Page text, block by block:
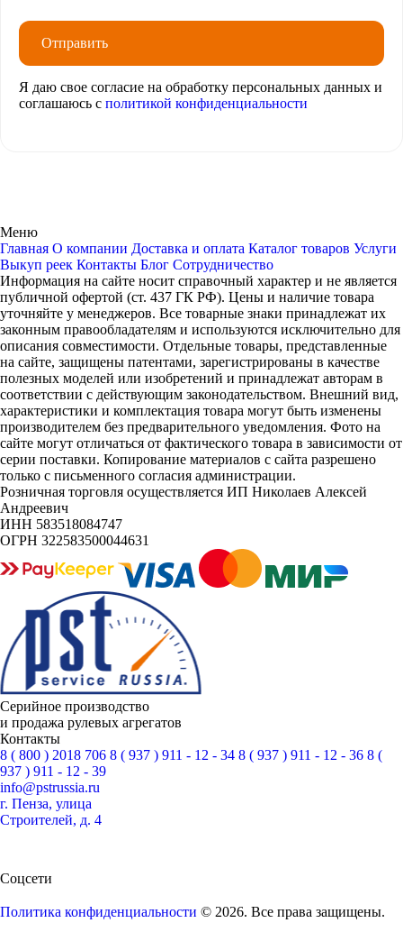
Я даю свое согласие на обработку персональных данных и
соглашаюсь с политикой конфиденциальности
Меню
Главная О компании Доставка и оплата Каталог товаров Услуги
Выкуп реек Контакты Блог Сотрудничество
Информация на сайте носит справочный характер и не является
публичной офертой (ст. 437 ГК РФ). Цены и наличие товара
уточняйте у менеджеров. Все товарные знаки принадлежат их
законным правообладателям и используются исключительно для
описания совместимости. Отдельные товары, представленные
на сайте, защищены патентами, зарегистрированы в качестве
полезных моделей или изобретений и принадлежат авторам в
соответствии с действующим законодательством. Внешний вид,
характеристики и комплектация товара могут быть изменены
производителем без предварительного уведомления. Фото на
сайте могут отличаться от фактического товара в зависимости от
серии поставки. Копирование материалов с сайта разрешено
только с письменного согласия администрации.
Розничная торговля осуществляется ИП Николаев Алексей
Андреевич
ИНН 583518084747
ОГРН 322583500044631
Серийное производство
и продажа рулевых агрегатов
Контакты
8 ( 800 ) 2018 706 8 ( 937 ) 911 - 12 - 34 8 ( 937 ) 911 - 12 - 36 8 (
937 ) 911 - 12 - 39
info@pstrussia.ru
г. Пенза, улица
Строителей, д. 4
Соцсети
Политика конфиденциальности © 2026. Все права защищены.